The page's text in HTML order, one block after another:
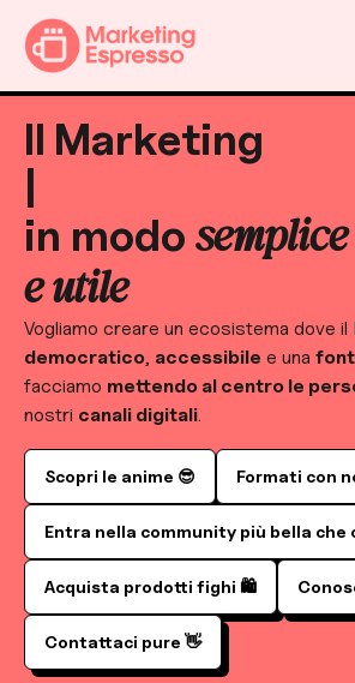
Salta al contenuto principale
Il Marketing
in modo semplice
e utile
Vogliamo creare un ecosistema dove il
democratico, accessibile e una
facciamo mettendo al centro le
nostri canali digitali.
Scopri le anime 😎 Formati con
Entra nella community più bella che
Acquista prodotti fighi 🛍️
Contattaci pure 👋